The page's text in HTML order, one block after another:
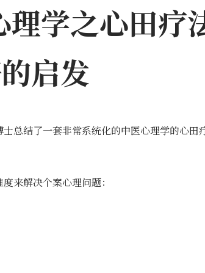
理学之心田疗
启发
总结了一套非常系统化的中医心理学的心
来解决个案心理问题：